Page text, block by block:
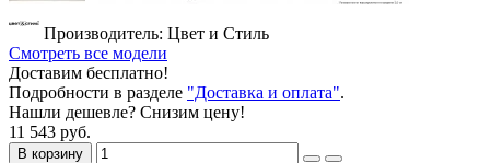
Производитель: Цвет и Стиль
Смотреть все модели
Доставим бесплатно!
Подробности в разделе "Доставка и оплата".
Нашли дешевле? Снизим цену!
11 543 руб.
В корзину